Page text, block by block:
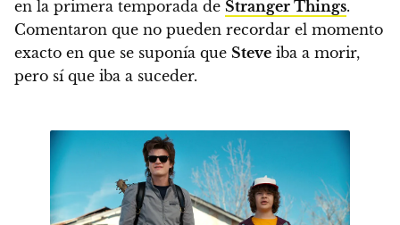
en la primera temporada de Stranger Things.
Comentaron que no pueden recordar el momento
exacto en que se suponía que Steve iba a morir,
pero sí que iba a suceder.